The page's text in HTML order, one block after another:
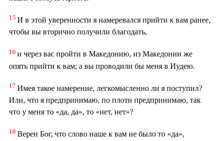
15 И в этой уверенности я намеревался прийти к вам ранее,
чтобы вы вторично получили благодать,
16 и через вас пройти в Македонию, из Македонии же
опять прийти к вам; а вы проводили бы меня в Иудею.
17 Имея такое намерение, легкомысленно ли я поступил?
Или, что я предпринимаю, по плоти предпринимаю, так
что у меня то «да, да», то «нет, нет»?
18 Верен Бог, что слово наше к вам не было то «да»,